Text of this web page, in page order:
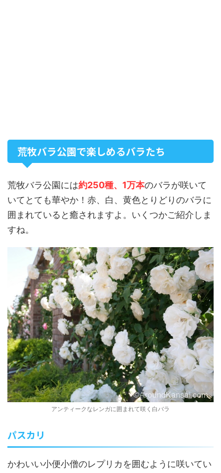
荒牧バラ公園で楽しめるバラたち
荒牧バラ公園には約250種、1万本のバラが咲いて
いてとても華やか！赤、白、黄色とりどりのバラに
囲まれていると癒されますよ。いくつかご紹介しま
すね。
アンティークなレンガに囲まれて咲く白バラ
パスカリ
かわいい小便小僧のレプリカを囲むように咲いてい